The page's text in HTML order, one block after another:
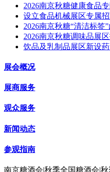
2026南京秋糖健康食品
设立食品机械展区专属
2026南京秋糖“清洁标
2026南京秋糖调味品展
饮品及乳制品展区新设
展会概况
展商服务
观众服务
新闻动态
参观指南
南京糖酒会|秋季全国糖酒会|